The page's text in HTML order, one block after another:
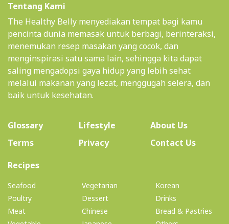
Tentang Kami
The Healthy Belly menyediakan tempat bagi kamu
pencinta dunia memasak untuk berbagi, berinteraksi,
menemukan resep masakan yang cocok, dan
menginspirasi satu sama lain, sehingga kita dapat
saling mengadopsi gaya hidup yang lebih sehat
melalui makanan yang lezat, menggugah selera, dan
baik untuk kesehatan.
Glossary Lifestyle About Us(current)
Terms
Privacy
Contact Us
Recipes(current)
Seafood
Poultry
Meat
Vegetarian
Dessert
Chinese
Korean
Drinks
Bread & Pastries